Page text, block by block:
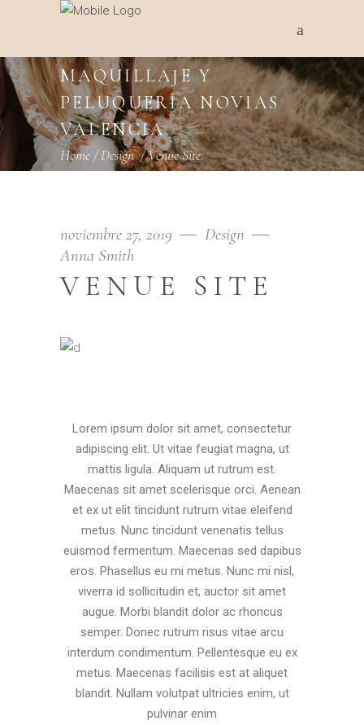
MAQUILLAJE Y
PELUQUERÍA NOVIAS
VALENCIA
Home/Design/Venue Site
noviembre 27, 2019
Design
Anna Smith
VENUE SITE
Lorem ipsum dolor sit amet, consectetur
adipiscing elit. Ut vitae feugiat magna, ut
mattis ligula. Aliquam ut rutrum est.
Maecenas sit amet scelerisque orci. Aenean
et ex ut elit tincidunt rutrum vitae eleifend
metus. Nunc tincidunt venenatis tellus
euismod fermentum. Maecenas sed dapibus
eros. Phasellus eu mi metus. Nunc mi nisl,
viverra id sollicitudin et, auctor sit amet
augue. Morbi blandit dolor ac rhoncus
semper. Donec rutrum risus vitae arcu
interdum condimentum. Pellentesque eu ex
metus. Maecenas facilisis est at aliquet
blandit. Nullam volutpat ultricies enim, ut
pulvinar enim